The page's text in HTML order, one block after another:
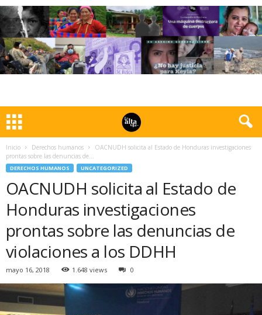
Inicio Derechos humanos
OACNUDH solicita al Estado de Honduras investigaciones
prontas sobre las denuncias de...
DERECHOS HUMANOS UNCATEGORIZED
OACNUDH solicita al Estado de
Honduras investigaciones
prontas sobre las denuncias de
violaciones a los DDHH
mayo 16, 2018 1.648 views 0